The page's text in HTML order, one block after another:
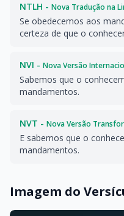
NTLH - Nova Tradução na
Se obedecemos aos
certeza de que o
NVI - Nova Versão
Sabemos que o
mandamentos.
NVT - Nova Versão
E sabemos que o
mandamentos.
Imagem do